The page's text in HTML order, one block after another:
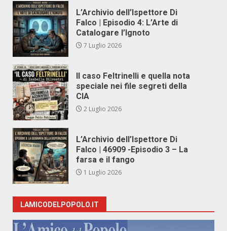
L’Archivio dell’Ispettore Di
Falco | Episodio 4: L’Arte di
Catalogare l’Ignoto
7 Luglio 2026
Il caso Feltrinelli e quella nota
speciale nei file segreti della
CIA
2 Luglio 2026
L’Archivio dell’Ispettore Di
Falco | 46909 -Episodio 3 – La
farsa e il fango
1 Luglio 2026
LAMICODELPOPOLO.IT